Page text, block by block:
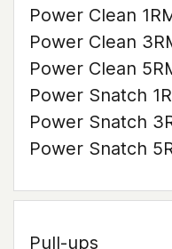
Power Clean
Power Clean
Power Clean
Power Snatch
Power Snatch
Power Snatch
Pull-ups